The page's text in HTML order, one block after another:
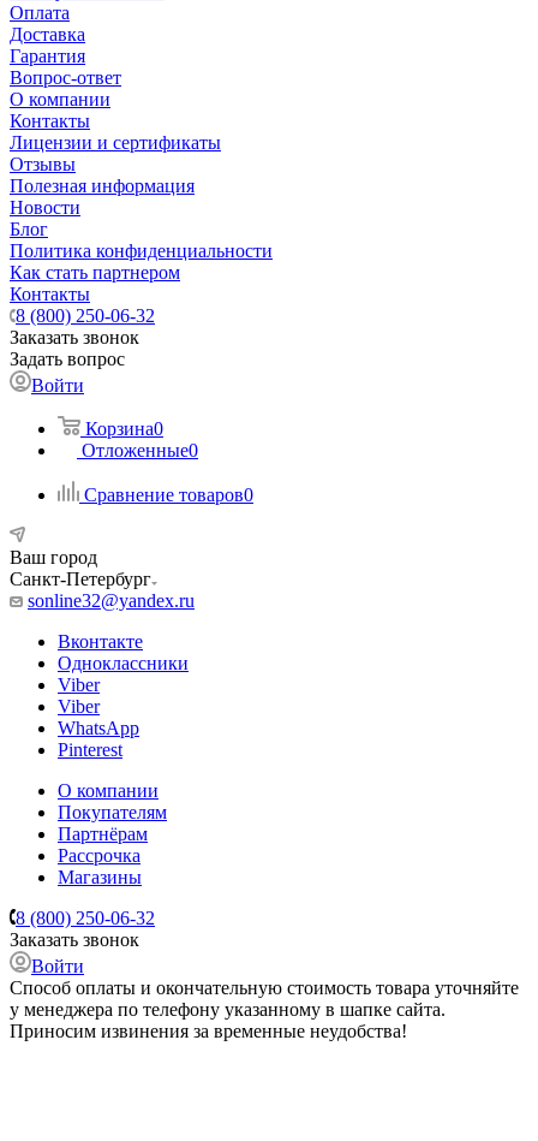
Оплата
Доставка
Гарантия
Вопрос-ответ
О компании
Контакты
Лицензии и сертификаты
Отзывы
Полезная информация
Новости
Блог
Политика конфиденциальности
Как стать партнером
Контакты
8 (800) 250-06-32
Заказать звонок
Задать вопрос
Войти
Корзина0
Отложенные0
Сравнение товаров0
Ваш город
Санкт-Петербург
sonline32@yandex.ru
Вконтакте
Одноклассники
Viber
Viber
WhatsApp
Pinterest
О компании
Покупателям
Партнёрам
Рассрочка
Магазины
8 (800) 250-06-32
Заказать звонок
Войти
Способ оплаты и окончательную стоимость товара уточняйте
у менеджера по телефону указанному в шапке сайта.
Приносим извинения за временные неудобства!